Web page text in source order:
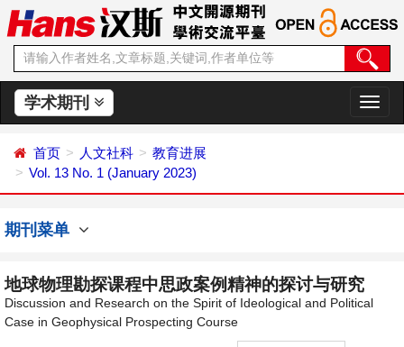
学术期刊
切
换
首页 人文社科
教育进展
Vol. 13 No. 1 (January 2023)
期刊菜单
地球物理勘探课程中思政案例精神的探讨与研究
Discussion and Research on the Spirit of Ideological and Political
Case in Geophysical Prospecting Course